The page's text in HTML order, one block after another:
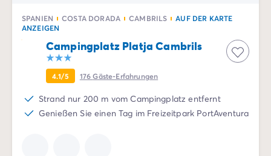
SPANIEN COSTA DORADA CAMBRILS
AUF DER KARTE
ANZEIGEN
Campingplatz Platja Cambrils
4.1/5 176Gäste-Erfahrungen
Strand nur 200 m vom Campingplatz entfernt
Genießen Sie einen Tag im Freizeitpark PortAventura